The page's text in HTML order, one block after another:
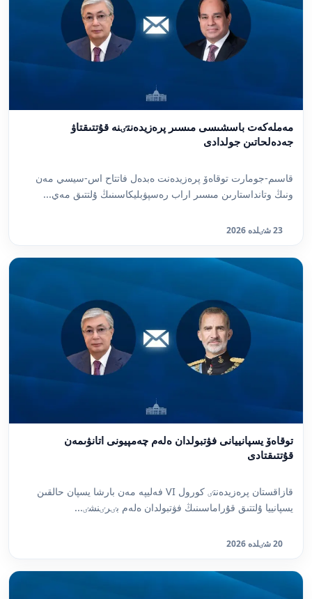
مەملەكەت باسشىسى مىسىر پرەزيدەنتٸنە قۇتتىقتاۋ
جەدەلحاتىن جولدادى
قاسىم-جومارت توقاەۆ پرەزيدەنت ەبدەل فاتتاح اس-سيسي مەن
ونىڭ وتانداستارىن مىسىر اراب رەسپۋبليكاسىنىڭ ۇلتتىق مەي...
23 شٸلدە 2026
توقاەۆ يسپانييانى فۋتبولدان ەلەم چەمپيونى اتانۋىمەن
قۇتتىقتادى
قازاقستان پرەزيدەنتٸ كورول VI فەليپە مەن بارشا يسپان حالقىن
يسپانييا ۇلتتىق قۇراماسىنىڭ فۋتبولدان ەلەم بٸرٸنشٸ...
20 شٸلدە 2026